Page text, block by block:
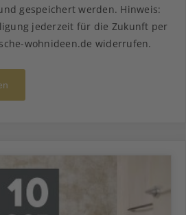
gespeichert werden. Hinweis:
jederzeit für die Zukunft per
wohnideen.de widerrufen.